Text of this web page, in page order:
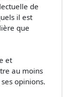
de
il est
que
et
au moins
opinions.